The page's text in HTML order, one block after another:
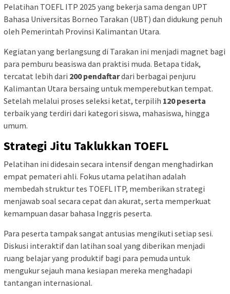
Pelatihan TOEFL ITP 2025 yang bekerja sama dengan UPT
Bahasa Universitas Borneo Tarakan (UBT) dan didukung penuh
oleh Pemerintah Provinsi Kalimantan Utara.
Kegiatan yang berlangsung di Tarakan ini menjadi magnet bagi
para pemburu beasiswa dan praktisi muda. Betapa tidak,
tercatat lebih dari 200 pendaftardari berbagai penjuru
Kalimantan Utara bersaing untuk memperebutkan tempat.
Setelah melalui proses seleksi ketat, terpilih 120 peserta
terbaik yang terdiri dari kategori siswa, mahasiswa, hingga
umum.
Strategi Jitu Taklukkan TOEFL
Pelatihan ini didesain secara intensif dengan menghadirkan
empat pemateri ahli. Fokus utama pelatihan adalah
membedah struktur tes TOEFL ITP, memberikan strategi
menjawab soal secara cepat dan akurat, serta memperkuat
kemampuan dasar bahasa Inggris peserta.
Para peserta tampak sangat antusias mengikuti setiap sesi.
Diskusi interaktif dan latihan soal yang diberikan menjadi
ruang belajar yang produktif bagi para pemuda untuk
mengukur sejauh mana kesiapan mereka menghadapi
tantangan internasional.